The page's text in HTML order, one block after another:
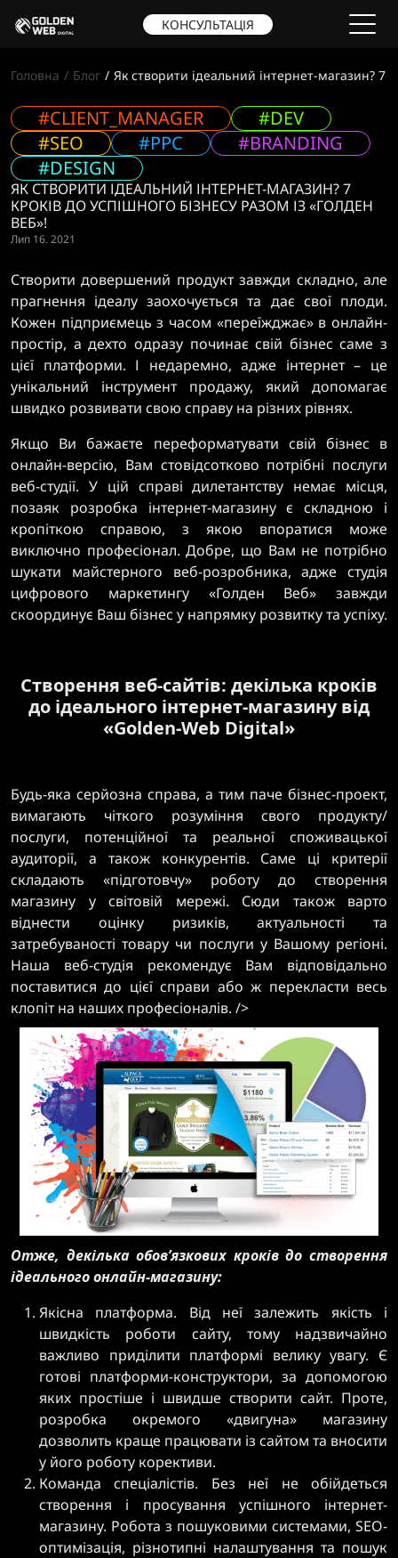
КОНСУЛЬТАЦІЯ
Головна Блог Як створити ідеальний інтернет-магазин? 7
#CLIENT_MANAGER
#DEV
#SEO
#PPC
#BRANDING
#DESIGN
ЯК СТВОРИТИ ІДЕАЛЬНИЙ ІНТЕРНЕТ-МАГАЗИН? 7
КРОКІВ ДО УСПІШНОГО БІЗНЕСУ РАЗОМ ІЗ «ГОЛДЕН
ВЕБ»!
Лип 16. 2021
Створити довершений продукт завжди складно, але
прагнення ідеалу заохочується та дає свої плоди.
Кожен підприємець з часом «переїжджає» в онлайн-
простір, а дехто одразу починає свій бізнес саме з
цієї платформи. І недаремно, адже інтернет – це
унікальний інструмент продажу, який допомагає
швидко розвивати свою справу на різних рівнях.
Якщо Ви бажаєте переформатувати свій бізнес в
онлайн-версію, Вам стовідсотково потрібні послуги
веб-студії. У цій справі дилетантству немає місця,
позаяк розробка інтернет-магазину є складною і
кропіткою справою, з якою впоратися може
виключно професіонал. Добре, що Вам не потрібно
шукати майстерного веб-розробника, адже студія
цифрового маркетингу «Голден Веб» завжди
скоординує Ваш бізнес у напрямку розвитку та успіху.
Створення веб-сайтів: декілька кроків
до ідеального інтернет-магазину від
«Golden-Web Digital»
Будь-яка серйозна справа, а тим паче бізнес-проект,
вимагають чіткого розуміння свого продукту/
послуги, потенційної та реальної споживацької
аудиторії, а також конкурентів. Саме ці критерії
складають «підготовчу» роботу до створення
магазину у світовій мережі. Сюди також варто
віднести оцінку ризиків, актуальності та
затребуваності товару чи послуги у Вашому регіоні.
Наша веб-студія рекомендує Вам відповідально
поставитися до цієї справи або ж перекласти весь
клопіт на наших професіоналів. />
Отже, декілька обов’язкових кроків до створення
ідеального онлайн-магазину:
Якісна платформа. Від неї залежить якість і
швидкість роботи сайту, тому надзвичайно
важливо приділити платформі велику увагу. Є
готові платформи-конструктори, за допомогою
яких простіше і швидше створити сайт. Проте,
розробка окремого «двигуна» магазину
дозволить краще працювати із сайтом та вносити
у його роботу корективи.
Команда спеціалістів. Без неї не обійдеться
створення і просування успішного інтернет-
магазину. Робота з пошуковими системами, SEO-
оптимізація, різнотипні налаштування та пошук